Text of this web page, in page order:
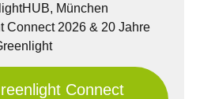
München
Connect 2026 & 20 Jahre
Connect